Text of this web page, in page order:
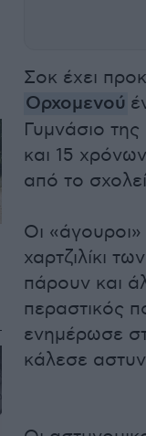
Σοκ έχει
Ορχομενού
Γυμνάσιο
και 15
από το
Οι
χαρτζιλίκι
πάρουν και
περαστικός
ενημέρωσε
κάλεσε